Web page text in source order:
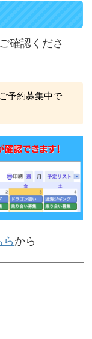
確認くださ
予約募集中で
らから